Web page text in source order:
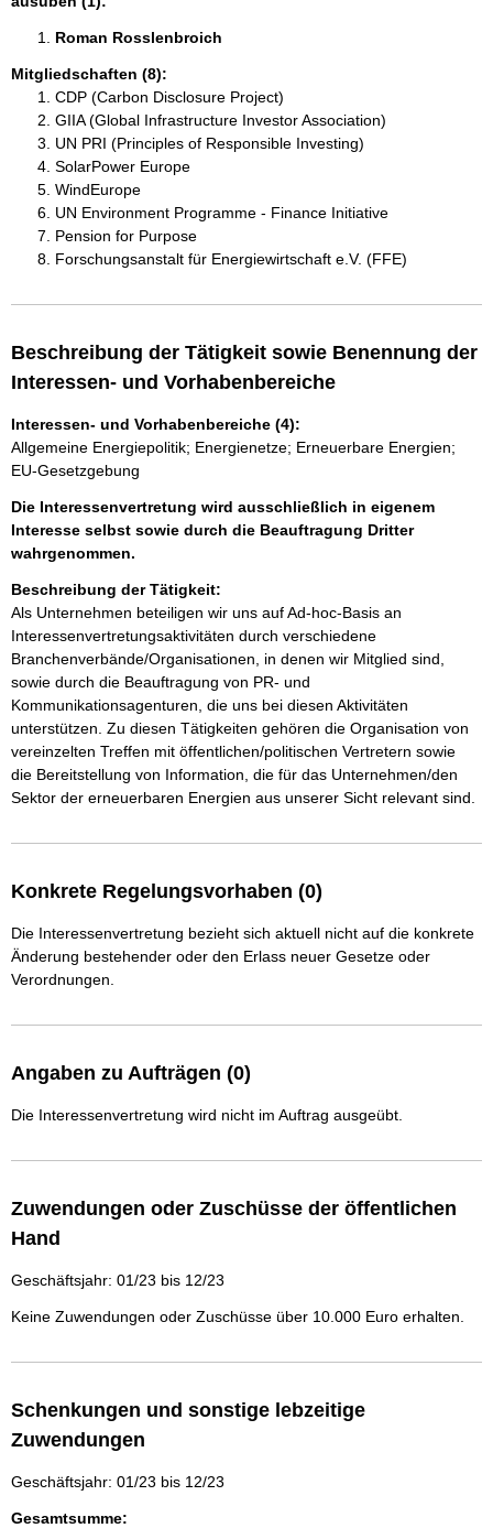
Roman Rosslenbroich
Mitgliedschaften (8):
CDP (Carbon Disclosure Project)
GIIA (Global Infrastructure Investor Association)
UN PRI (Principles of Responsible Investing)
SolarPower Europe
WindEurope
UN Environment Programme - Finance Initiative
Pension for Purpose
Forschungsanstalt für Energiewirtschaft e.V. (FFE)
Beschreibung der Tätigkeit sowie Benennung der
Interessen- und Vorhabenbereiche
Interessen- und Vorhabenbereiche (4):
Allgemeine Energiepolitik; Energienetze; Erneuerbare Energien;
EU-Gesetzgebung
Die Interessenvertretung wird ausschließlich in eigenem
Interesse selbst sowie durch die Beauftragung Dritter
wahrgenommen.
Beschreibung der Tätigkeit:
Als Unternehmen beteiligen wir uns auf Ad-hoc-Basis an
Interessenvertretungsaktivitäten durch verschiedene
Branchenverbände/Organisationen, in denen wir Mitglied sind,
sowie durch die Beauftragung von PR- und
Kommunikationsagenturen, die uns bei diesen Aktivitäten
unterstützen. Zu diesen Tätigkeiten gehören die Organisation von
vereinzelten Treffen mit öffentlichen/politischen Vertretern sowie
die Bereitstellung von Information, die für das Unternehmen/den
Konkrete Regelungsvorhaben (0)
Die Interessenvertretung bezieht sich aktuell nicht auf die konkrete
Änderung bestehender oder den Erlass neuer Gesetze oder
Verordnungen.
Angaben zu Aufträgen (0)
Die Interessenvertretung wird nicht im Auftrag ausgeübt.
Zuwendungen oder Zuschüsse der öffentlichen
Hand
Geschäftsjahr: 01/23 bis 12/23
Keine Zuwendungen oder Zuschüsse über 10.000 Euro erhalten.
Schenkungen und sonstige lebzeitige
Zuwendungen
Geschäftsjahr: 01/23 bis 12/23
Gesamtsumme: